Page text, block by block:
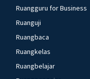
Ruangguru for Business
Ruanguji
Ruangbaca
Ruangkelas
Ruangbelajar